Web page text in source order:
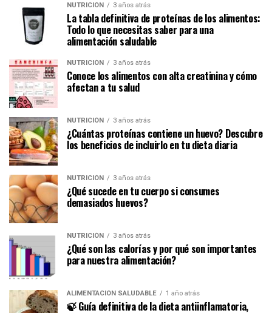
NUTRICIÓN 3 años atrás
La tabla definitiva de proteínas de los alimentos:
Todo lo que necesitas saber para una
alimentación saludable
NUTRICIÓN 3 años atrás
Conoce los alimentos con alta creatinina y cómo
afectan a tu salud
NUTRICIÓN 3 años atrás
¿Cuántas proteínas contiene un huevo? Descubre
los beneficios de incluirlo en tu dieta diaria
NUTRICIÓN 3 años atrás
¿Qué sucede en tu cuerpo si consumes
demasiados huevos?
NUTRICIÓN 3 años atrás
¿Qué son las calorías y por qué son importantes
para nuestra alimentación?
ALIMENTACIÓN SALUDABLE 1 año atrás
🍃 Guía definitiva de la dieta antiinflamatoria,